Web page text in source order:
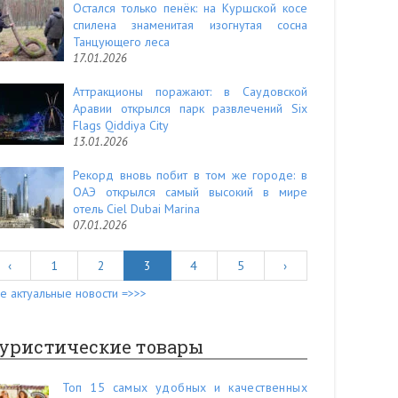
Остался только пенёк: на Куршской косе
спилена знаменитая изогнутая сосна
Танцующего леса
17.01.2026
Аттракционы поражают: в Саудовской
Аравии открылся парк развлечений Six
Flags Qiddiya City
13.01.2026
Рекорд вновь побит в том же городе: в
ОАЭ открылся самый высокий в мире
отель Ciel Dubai Marina
07.01.2026
‹ 1 2 3 4 5
›
актуальные новости =>>>
товары
Топ 15 самых удобных и качественных